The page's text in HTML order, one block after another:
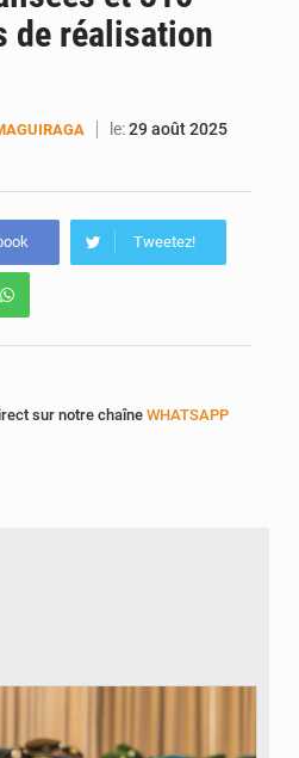
de réalisation
le:29 août 2025
Tweetez!
sur notre chaîne WHATSAPP